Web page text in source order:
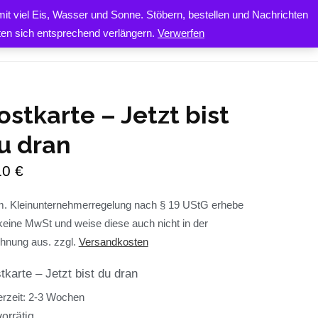
viel Eis, Wasser und Sonne. Stöbern, bestellen und Nachrichten
sich entsprechend verlängern. Verwerfen
– Jetzt bist
dran
€
Kleinunternehmerregelung nach § 19 UStG erhebe
MwSt und weise diese auch nicht in der
aus. zzgl. Versandkosten
– Jetzt bist du dran
2-3 Wochen